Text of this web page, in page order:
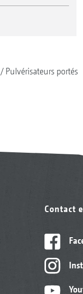
Pulvérisateurs portés
Contact